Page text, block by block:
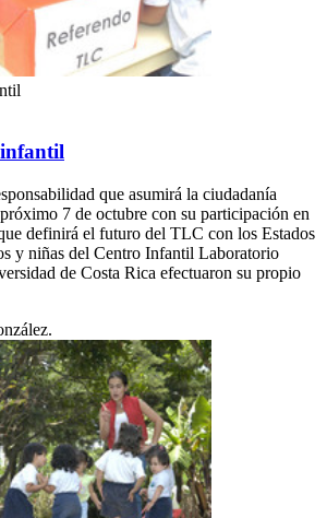
que asumirá la ciudadanía
7 de octubre con su participación en
definirá el futuro del TLC con los Estados
y niñas del Centro Infantil Laboratorio
de Costa Rica efectuaron su propio